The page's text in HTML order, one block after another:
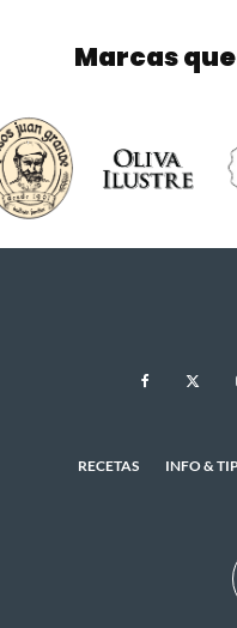
Marcas
RECETAS INFO &